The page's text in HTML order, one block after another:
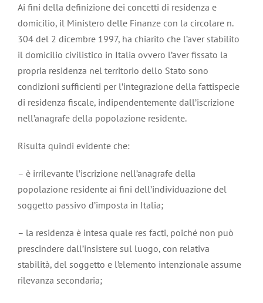
Ai fini della definizione dei concetti di residenza e
domicilio, il Ministero delle Finanze con la circolare n.
304 del 2 dicembre 1997, ha chiarito che l’aver stabilito
il domicilio civilistico in Italia ovvero l’aver fissato la
propria residenza nel territorio dello Stato sono
condizioni sufficienti per l’integrazione della fattispecie
di residenza fiscale, indipendentemente dall’iscrizione
nell’anagrafe della popolazione residente.
Risulta quindi evidente che:
– è irrilevante l’iscrizione nell’anagrafe della
popolazione residente ai fini dell’individuazione del
soggetto passivo d’imposta in Italia;
– la residenza è intesa quale res facti, poiché non può
prescindere dall’insistere sul luogo, con relativa
stabilità, del soggetto e l’elemento intenzionale assume
rilevanza secondaria;